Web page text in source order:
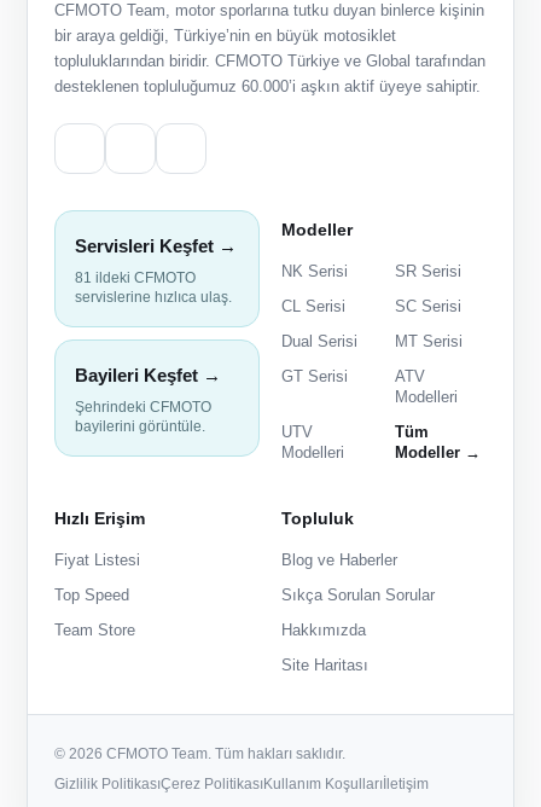
CFMOTO Team, motor sporlarına tutku duyan binlerce kişinin
bir araya geldiği, Türkiye’nin en büyük motosiklet
topluluklarından biridir. CFMOTO Türkiye ve Global tarafından
desteklenen topluluğumuz 60.000’i aşkın aktif üyeye sahiptir.
Servisleri Keşfet →
81 ildeki CFMOTO
servislerine hızlıca ulaş.
Bayileri Keşfet →
Şehrindeki CFMOTO
bayilerini görüntüle.
Modeller
NK Serisi
SR Serisi
CL Serisi
SC Serisi
Dual Serisi
MT Serisi
GT Serisi
ATV
Modelleri
UTV
Modelleri
Tüm
Modeller →
Hızlı Erişim
Fiyat Listesi
Top Speed
Team Store
Topluluk
Blog ve Haberler
Sıkça Sorulan Sorular
Hakkımızda
Site Haritası
© 2026 CFMOTO Team. Tüm hakları saklıdır.
Gizlilik PolitikasıÇerez PolitikasıKullanım Koşulları İletişim